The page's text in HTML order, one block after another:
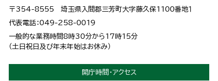
〒354-8555 埼玉県入間郡三芳町大字藤久保1100番地１
代表電話：049-258-0019
一般的な業務時間8時30分から17時15分
（土日祝日及び年末年始はお休み）
開庁時間・アクセス